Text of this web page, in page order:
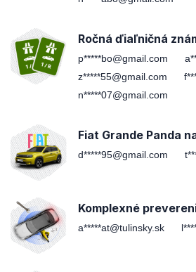
Ročná ďiaľničná
p*****bo@gmail.com
z*****55@gmail.com
n*****07@gmail.com
Fiat Grande Panda
d*****95@gmail.com
Komplexné
a*****at@tulinsky.sk